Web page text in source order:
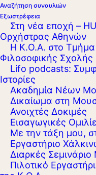
Αναζήτηση συναυλιών
Εξωστρέφεια
Στη νέα εποχή –
Ορχήστρας Αθηνών
Η Κ.Ο.Α. στο
Φιλοσοφικής Σχολής
Lifo podcasts:
Ιστορίες
Ακαδημία Νέων
Δικαίωμα στη
Ανοιχτές Δοκιμές
Εισαγωγικές
Με την τάξη μου,
Εργαστήριo
Διαρκές
Πιλοτικό